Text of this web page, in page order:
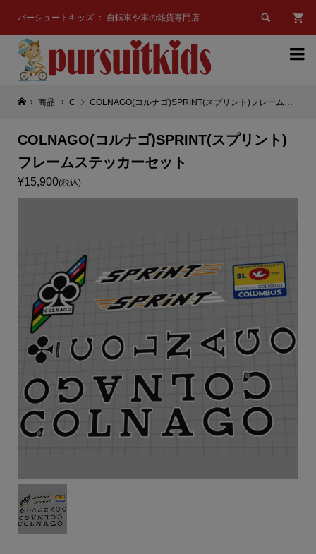
パーシュートキッズ ： 自転車や車の雑貨専門店 

商品 C COLNAGO(コルナゴ)SPRINT(スプリント)フレームステッカーセット
COLNAGO(コルナゴ)SPRINT(スプリント)
フレームステッカーセット
¥15,900(税込)